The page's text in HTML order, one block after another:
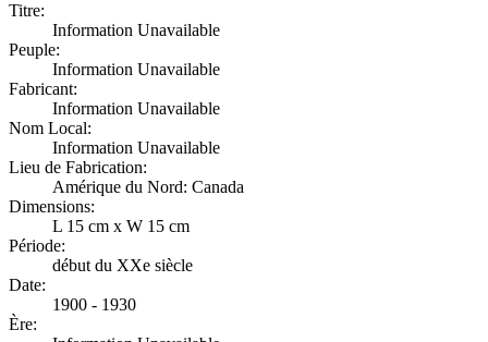
Titre:
Information Unavailable
Peuple:
Information Unavailable
Fabricant:
Information Unavailable
Nom Local:
Information Unavailable
Lieu de Fabrication:
Amérique du Nord: Canada
Dimensions:
L 15 cm x W 15 cm
Période:
début du XXe siècle
Date:
1900 - 1930
Ère: